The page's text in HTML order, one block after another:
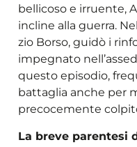
bellicoso e irruente,
incline alla guerra.
zio Borso, guidò i
impegnato
questo episodio,
battaglia anche per
precocemente
La breve parentesi